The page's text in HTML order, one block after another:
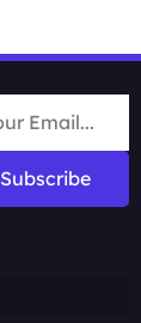
Subscribe